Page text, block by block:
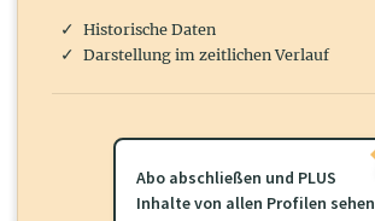
Historische Daten
Darstellung im zeitlichen Verlauf
Abo abschließen und PLUS
Inhalte von allen Profilen sehen